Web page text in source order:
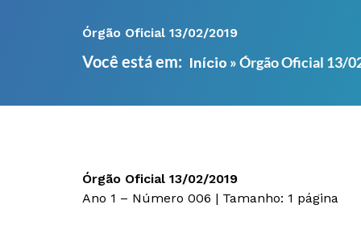
Órgão Oficial 13/02/2019
Você está em: Início »Órgão Oficial 13/
Órgão Oficial 13/02/2019
Ano 1 – Número 006 | Tamanho: 1 página